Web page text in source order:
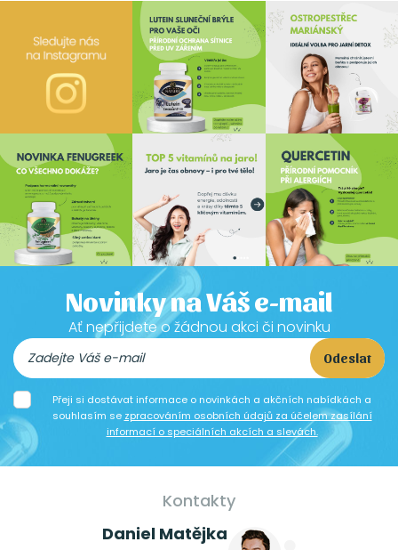
Novinky na Váš e-mail
Ať nepřijdete o žádnou akci či novinku
Odeslat
Přeji si dostávat informace o novinkách a akčních nabídkách a
souhlasím se zpracováním osobních údajů za účelem zasílání
informací o speciálních akcích a slevách.
Kontakty
Daniel Matějka